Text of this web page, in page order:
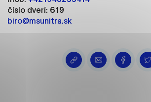
číslo dverí: 619
biro@msunitra.sk
ako je navigácia na stránke a prístup
zabezpečeným oblastiam webovej
týchto súborov cookie nemôže web
Analytické cookies